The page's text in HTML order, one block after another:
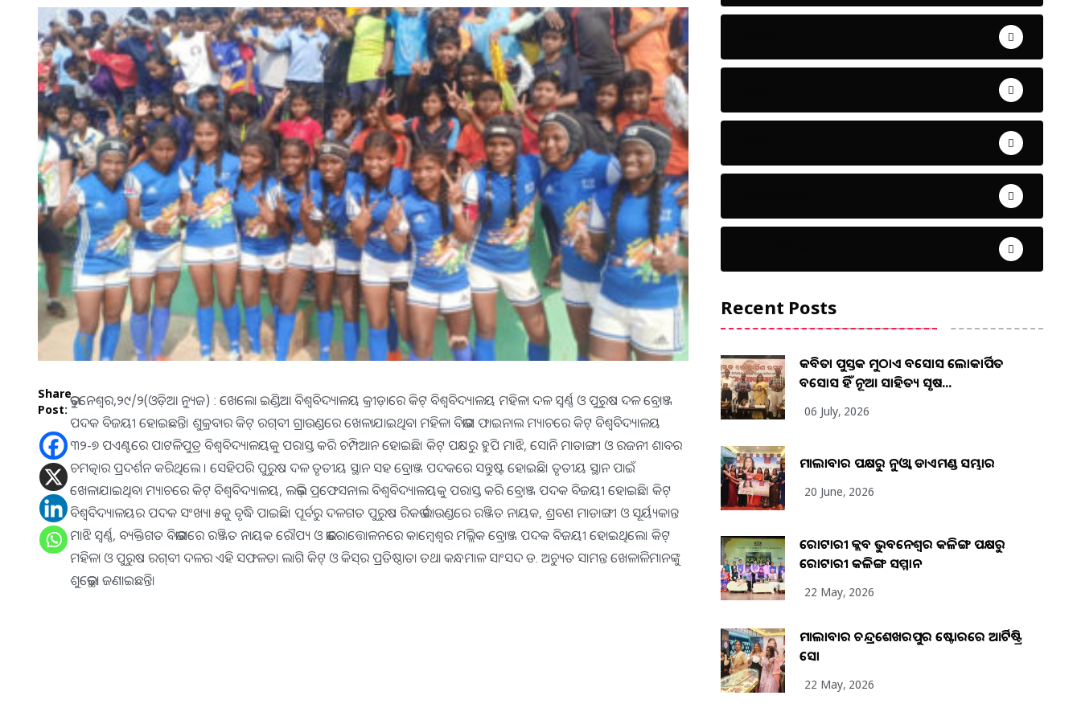
Share
Post:
ଭୁବନେଶ୍ବର,୨୯/୨(ଓଡ଼ିଆ ନ୍ୟୁଜ) : ଖେଲୋ ଇଣ୍ଡିଆ ବିଶ୍ବବିଦ୍ୟାଳୟ କ୍ରୀଡ଼ାରେ କିଟ୍‌ ବିଶ୍ବବିଦ୍ୟାଳୟ ମହିଳା ଦଳ ସ୍ବର୍ଣ୍ଣ ଓ ପୁରୁଷ ଦଳ ବ୍ରୋଞ୍ଜ
ପଦକ ବିଜୟୀ ହୋଇଛନ୍ତି। ଶୁକ୍ରବାର କିଟ୍‌ ରଗ୍‌ବୀ ଗ୍ରାଉଣ୍ଡରେ ଖେଳାଯାଇଥିବା ମହିଳା ବିଭାଗ ଫାଇନାଲ ମ୍ୟାଚରେ କିଟ୍‌ ବିଶ୍ବବିଦ୍ୟାଳୟ
୩୨-୭ ପଏଣ୍ଟରେ ପାଟଳିପୁତ୍ର ବିଶ୍ବବିଦ୍ୟାଳୟକୁ ପରାସ୍ତ କରି ଚମ୍ପିଆନ ହୋଇଛି। କିଟ୍‌ ପକ୍ଷରୁ ହୁପି ମାଝି, ସୋନି ମାଡାଙ୍ଗୀ ଓ ରଜନୀ ଶାବର
ଚମତ୍କାର ପ୍ରଦର୍ଶନ କରିଥିଲେ । ସେହିପରି ପୁରୁଷ ଦଳ ତୃତୀୟ ସ୍ଥାନ ସହ ବ୍ରୋଞ୍ଜ ପଦକରେ ସନ୍ତୁଷ୍ଟ ହୋଇଛି। ତୃତୀୟ ସ୍ଥାନ ପାଇଁ
ଖେଳାଯାଇଥିବା ମ୍ୟାଚରେ କିଟ୍‌ ବିଶ୍ବବିଦ୍ୟାଳୟ, ଲଭ୍‌ଲି ପ୍ରଫେସନାଲ ବିଶ୍ବବିଦ୍ୟାଳୟକୁ ପରାସ୍ତ କରି ବ୍ରୋଞ୍ଜ ପଦକ ବିଜୟୀ ହୋଇଛି। କିଟ୍‌
ବିଶ୍ବବିଦ୍ୟାଳୟର ପଦକ ସଂଖ୍ୟା ୫କୁ ବୃଦ୍ଧି ପାଇଛି। ପୂର୍ବରୁ ଦଳଗତ ପୁରୁଷ ରିକର୍ଭ ରାଉଣ୍ଡରେ ରଞ୍ଜିତ ନାୟକ, ଶ୍ରବଣ ମାଡାଙ୍ଗୀ ଓ ସୂର୍ୟ୍ୟକାନ୍ତ
ମାଝି ସ୍ବର୍ଣ୍ଣ, ବ୍ୟକ୍ତିଗତ ବିଭାଗରେ ରଞ୍ଜିତ ନାୟକ ରୌପ୍ୟ ଓ ଭାରୋତ୍ତୋଳନରେ କାମ୍ବେଶ୍ବର ମଲ୍ଲିକ ବ୍ରୋଞ୍ଜ ପଦକ ବିଜୟୀ ହୋଇଥିଲେ। କିଟ୍‌
ମହିଳା ଓ ପୁରୁଷ ରଗ୍‌ବୀ ଦଳର ଏହି ସଫଳତା ଲାଗି କିଟ୍‌ ଓ କିସ୍‌ର ପ୍ରତିଷ୍ଠାତା ତଥା କନ୍ଧମାଳ ସାଂସଦ ଡ. ଅଚ୍ୟୁତ ସାମନ୍ତ ଖେଳାଳିମାନଙ୍କୁ
ଶୁଭେଚ୍ଛା ଜଣାଇଛନ୍ତି।
Recent Posts
କବିତା ପୁସ୍ତକ ମୁଠାଏ ଅବସୋସ ଲୋକାର୍ପିତ
ଅବସୋସ ହିଁ ନୂଆ ସାହିତ୍ୟ ସୃଷ...
06 July, 2026
ମାଲାବାର ପକ୍ଷରୁ ନୁଓ୍ବା ଡାଏମଣ୍ଡ ସମ୍ଭାର
20 June, 2026
ରୋଟାରୀ କ୍ଲବ ଭୁବନେଶ୍ୱର କଳିଙ୍ଗ ପକ୍ଷରୁ
ରୋଟାରୀ କଳିଙ୍ଗ ସମ୍ମାନ
22 May, 2026
ମାଲାବାର ଚନ୍ଦ୍ରଶେଖରପୁର ଷ୍ଟୋରରେ ଆର୍ଟିଷ୍ଟ୍ରି
ସୋ
22 May, 2026